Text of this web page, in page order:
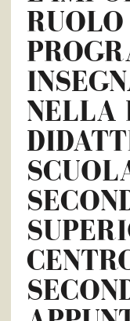
NELLA